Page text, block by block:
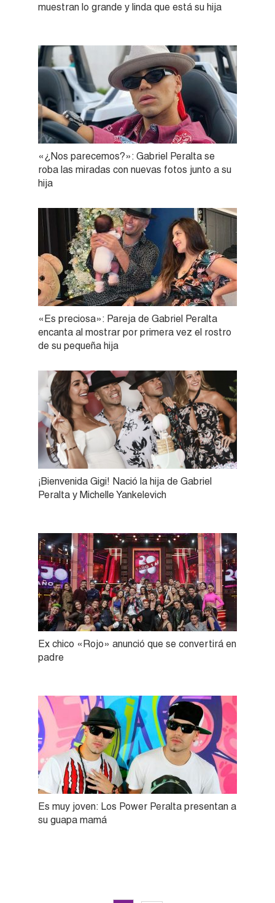
muestran lo grande y linda que está su hija
«¿Nos parecemos?»: Gabriel Peralta se
roba las miradas con nuevas fotos junto a su
hija
«Es preciosa»: Pareja de Gabriel Peralta
encanta al mostrar por primera vez el rostro
de su pequeña hija
¡Bienvenida Gigi! Nació la hija de Gabriel
Peralta y Michelle Yankelevich
Ex chico «Rojo» anunció que se convertirá en
padre
Es muy joven: Los Power Peralta presentan a
su guapa mamá